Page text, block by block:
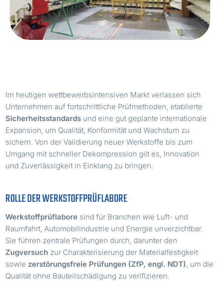
Im heutigen wettbewerbsintensiven Markt verlassen sich
Unternehmen auf fortschrittliche Prüfmethoden, etablierte
Sicherheitsstandards und eine gut geplante internationale
Expansion, um Qualität, Konformität und Wachstum zu
sichern. Von der Validierung neuer Werkstoffe bis zum
Umgang mit schneller Dekompression gilt es, Innovation
und Zuverlässigkeit in Einklang zu bringen.
ROLLE DER WERKSTOFFPRÜFLABORE
Werkstoffprüflabore sind für Branchen wie Luft- und
Raumfahrt, Automobilindustrie und Energie unverzichtbar.
Sie führen zentrale Prüfungen durch, darunter den
Zugversuch zur Charakterisierung der Materialfestigkeit
sowie zerstörungsfreie Prüfungen (ZfP, engl. NDT) , um die
Qualität ohne Bauteilschädigung zu verifizieren.